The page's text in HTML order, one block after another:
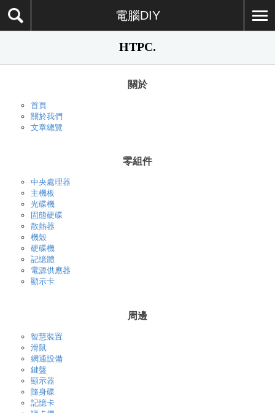
電腦DIY
HTPC.
關於
首頁
關於我們
文章總覽
零組件
中央處理器
主機板
光碟機
固態硬碟
散熱器
機殼
硬碟機
記憶體
電源供應器
顯示卡
周邊
智慧裝置
滑鼠
網通設備
鍵盤
顯示器
隨身碟
記憶卡